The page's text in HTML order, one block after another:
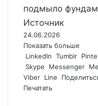
подмыло
Источник
24.06.2026
Показать больше
LinkedIn Tumblr
Skype
Messenger
Viber Line
Печатать